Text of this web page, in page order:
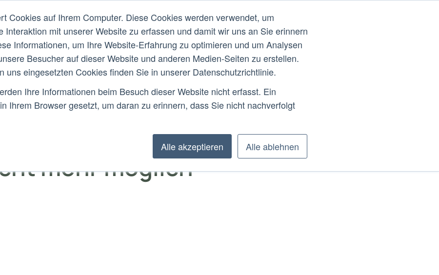
Cookies auf Ihrem Computer. Diese Cookies werden verwendet, um
Interaktion mit unserer Website zu erfassen und damit wir uns an Sie erinnern
Informationen, um Ihre Website-Erfahrung zu optimieren und um Analysen
Besucher auf dieser Website und anderen Medien-Seiten zu erstellen.
uns eingesetzten Cookies finden Sie in unserer Datenschutzrichtlinie.
Ihre Informationen beim Besuch dieser Website nicht erfasst. Ein
Ihrem Browser gesetzt, um daran zu erinnern, dass Sie nicht nachverfolgt
Alle akzeptieren Alle ablehnen
Was ist MHFA?Über unsForschungNewsGuidelines
Ersthelfer*in Instruktor*in Unternehmen & Organisationen
mehr möglich